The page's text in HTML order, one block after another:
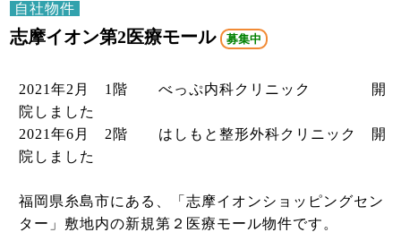
自社物件
志摩イオン第2医療モール 募集中
2021年2月 1階 べっぷ内科クリニック 開
院しました
2021年6月 2階 はしもと整形外科クリニック 開
院しました
福岡県糸島市にある、「志摩イオンショッピングセン
ター」敷地内の新規第２医療モール物件です。